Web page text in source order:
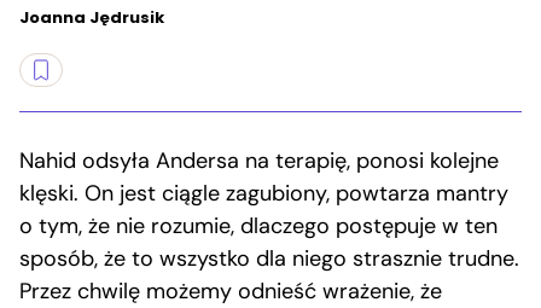
Joanna Jędrusik
Nahid odsyła Andersa na terapię, ponosi kolejne
klęski. On jest ciągle zagubiony, powtarza mantry
o tym, że nie rozumie, dlaczego postępuje w ten
sposób, że to wszystko dla niego strasznie trudne.
Przez chwilę możemy odnieść wrażenie, że